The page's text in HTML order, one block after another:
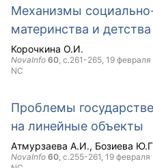
Механизмы
материнства и
Корочкина О.И.
NovaInfo 60, с.261-265, 19 февраля
NC
Проблемы
на линейные объекты
Атмурзаева А.И. Бозиева
NovaInfo 60, с.255-261, 19 февраля